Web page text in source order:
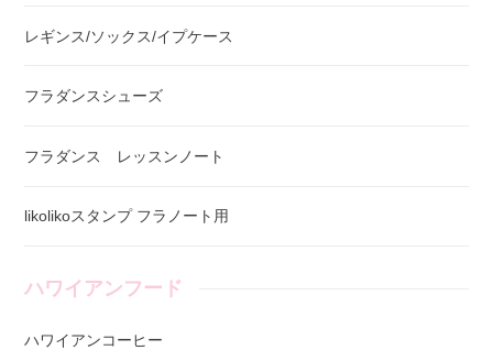
レギンス/ソックス/イプケース
フラダンスシューズ
フラダンス レッスンノート
likolikoスタンプ フラノート用
ハワイアンフード
ハワイアンコーヒー